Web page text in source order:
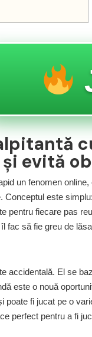
evită
un fenomen
Conceptul este
pentru fiecare pas
fac să fie greu de
accidentală. El se
este o nouă
poate fi jucat pe o
perfect pentru a fi